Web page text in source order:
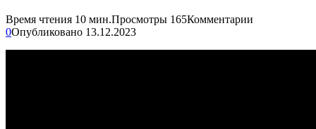
Время чтения 10 мин.Просмотры 165Комментарии
0Опубликовано 13.12.2023